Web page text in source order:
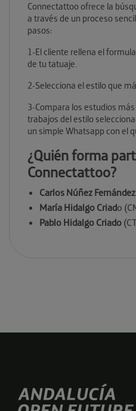
Connectattoo ofrece la
a través de un proceso
pasos:
1-El cliente rellena el
de tu tatuaje.
2-Selecciona el estilo que
3-Compara los estudios
trabajos del estilo
un simple Whatsapp con el
¿Quién forma
Connectattoo?
Carlos Núñez Fernández
María Hidalgo Criado
Pablo Hidalgo Criado